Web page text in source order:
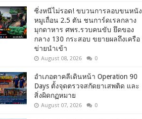
ซิ่งหนีไม่รอด! ขบวนการลอบขนหนัง
หมูเถื่อน 2.5 ตัน ชนการ์ดเรลกลาง
มุกดาหาร ศพร.รวบคนขับ ยึดของ
กลาง 130 กระสอบ ขยายผลถึงเครือ
ข่ายนำเข้า
August 08, 2026 0
อำเภอตาคลีเดินหน้า Operation 90
Days ตั้งจุดตรวจสกัดยาเสพติด และ
สิ่งผิดกฏหมาย
August 07, 2026 0